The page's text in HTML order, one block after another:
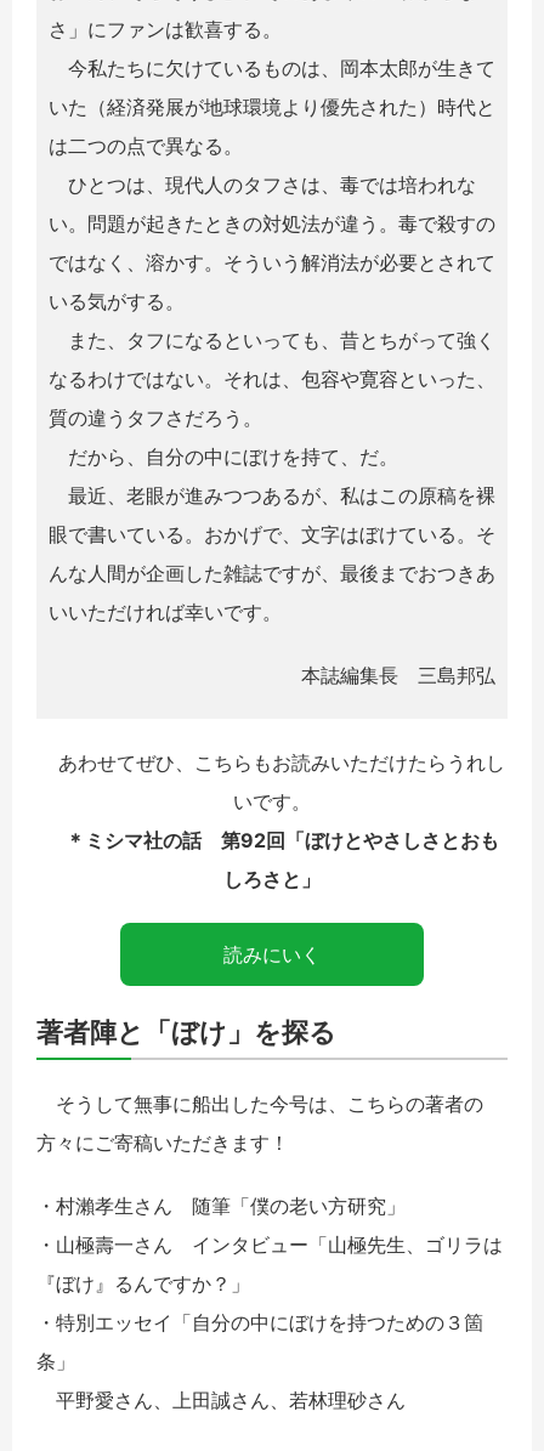
さ」にファンは歓喜する。
今私たちに欠けているものは、岡本太郎が生きて
いた（経済発展が地球環境より優先された）時代と
は二つの点で異なる。
ひとつは、現代人のタフさは、毒では培われな
い。問題が起きたときの対処法が違う。毒で殺すの
ではなく、溶かす。そういう解消法が必要とされて
いる気がする。
また、タフになるといっても、昔とちがって強く
なるわけではない。それは、包容や寛容といった、
質の違うタフさだろう。
だから、自分の中にぼけを持て、だ。
最近、老眼が進みつつあるが、私はこの原稿を裸
眼で書いている。おかげで、文字はぼけている。そ
んな人間が企画した雑誌ですが、最後までおつきあ
いいただければ幸いです。
本誌編集長 三島邦弘
あわせてぜひ、こちらもお読みいただけたらうれし
いです。
＊ミシマ社の話 第92回「ぼけとやさしさとおも
しろさと」
読みにいく
著者陣と「ぼけ」を探る
そうして無事に船出した今号は、こちらの著者の
方々にご寄稿いただきます！
・村瀨孝生さん 随筆「僕の老い方研究」
・山極壽一さん インタビュー「山極先生、ゴリラは
『ぼけ』るんですか？」
・特別エッセイ「自分の中にぼけを持つための３箇
条」
平野愛さん、上田誠さん、若林理砂さん